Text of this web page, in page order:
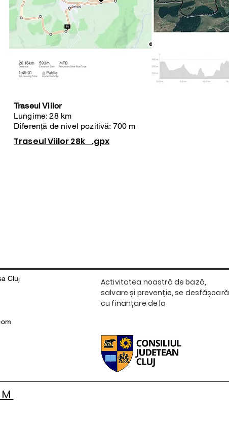
Traseul Viilor
Lungime: 28 km
Diferență de nivel pozitivă: 700 m
Traseul Viilor 28k .gpx
Cluj
Activitatea noastră de bază,
salvare și prevenție, se desfășoară
cu finanțare de la